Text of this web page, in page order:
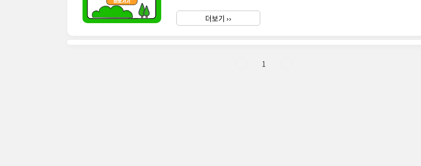
생)5,000원경로(65세 이상)8,000원※ 36개월 미만 유아는 무료 입장 가능합니다.※
(12월~3월)에는 운영하지 않습니다.✅ 모노레일 요금..
더보기 ››
1